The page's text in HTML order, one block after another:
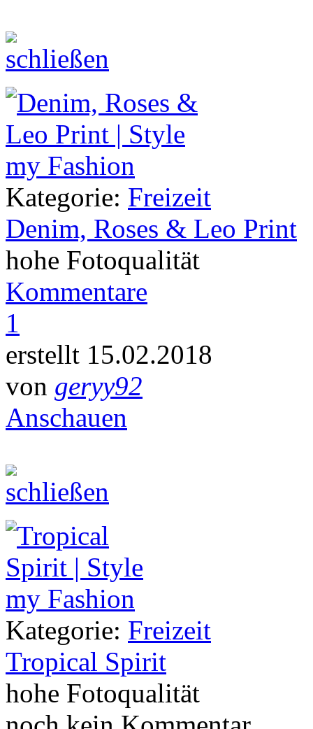
Kategorie: Freizeit
Denim, Roses & Leo Print
hohe Fotoqualität
Kommentare
1
erstellt 15.02.2018
von geryy92
Anschauen
Kategorie: Freizeit
Tropical Spirit
hohe Fotoqualität